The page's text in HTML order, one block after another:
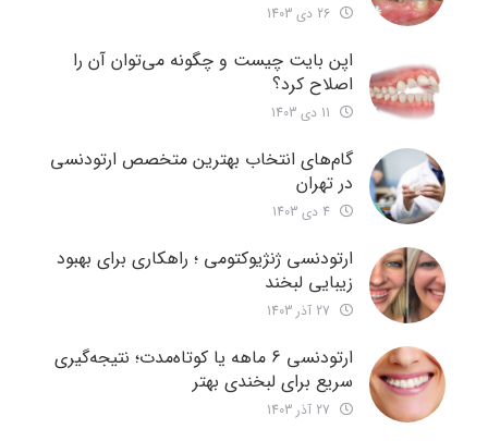
اپن بایت چیست و چگونه می‌توان آن را
اصلاح کرد؟
گام‌های انتخاب بهترین متخصص ارتودنسی
در تهران
ارتودنسی ژنژیوکتومی ؛ راهکاری برای بهبود
زیبایی لبخند
ارتودنسی 6 ماهه یا کوتاه‌مدت؛ نتیجه‌گیری
سریع برای لبخندی بهتر